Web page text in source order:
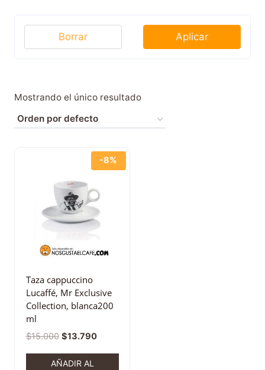
Mostrando el único resultado
-8%
Taza cappuccino
Lucaffé, Mr Exclusive
Collection, blanca200
ml
$15.000 $13.790
AÑADIR AL
Aplicar
Borrar